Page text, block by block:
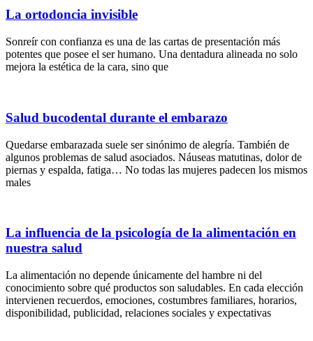
La ortodoncia invisible
Sonreír con confianza es una de las cartas de presentación más
potentes que posee el ser humano. Una dentadura alineada no solo
mejora la estética de la cara, sino que
Salud bucodental durante el embarazo
Quedarse embarazada suele ser sinónimo de alegría. También de
algunos problemas de salud asociados. Náuseas matutinas, dolor de
piernas y espalda, fatiga… No todas las mujeres padecen los mismos
males
La influencia de la psicología de la alimentación en
nuestra salud
La alimentación no depende únicamente del hambre ni del
conocimiento sobre qué productos son saludables. En cada elección
intervienen recuerdos, emociones, costumbres familiares, horarios,
disponibilidad, publicidad, relaciones sociales y expectativas